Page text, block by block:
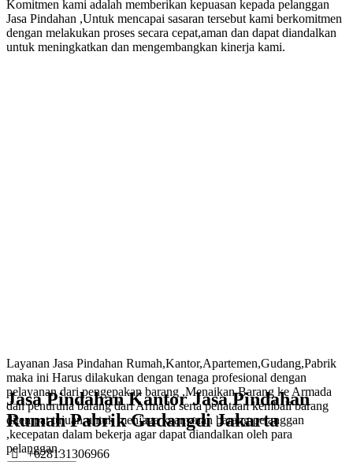
Jasa Pindahan Kantor Jasa Pindahan
Rumah Pabrik Gudangdi Jakarta
+628131306966
Komitmen kami adalah memberikan kepuasan kepada pelanggan
Jasa Pindahan ,Untuk mencapai sasaran tersebut kami berkomitmen
dengan melakukan proses secara cepat,aman dan dapat diandalkan
untuk meningkatkan dan mengembangkan kinerja kami.
Layanan Jasa Pindahan Rumah,Kantor,Apartemen,Gudang,Pabrik
maka ini Harus dilakukan dengan tenaga profesional dengan
pelayanan dari pengepakan barang ,Menaikan Barang ke Armada
dan penuruna barang dari Armada serta penataan kembali barang
ditempat tujuan untuk menjaga keamanan barang pelanggan
,kecepatan dalam bekerja agar dapat diandalkan oleh para
pelanggan.